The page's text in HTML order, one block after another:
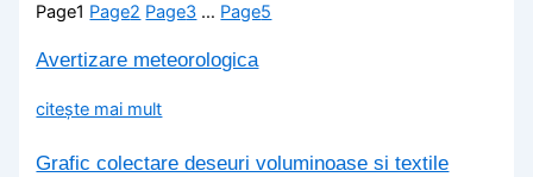
Page1 Page2 Page3 … Page5
Avertizare meteorologica
citește mai mult
Grafic colectare deseuri voluminoase si textile